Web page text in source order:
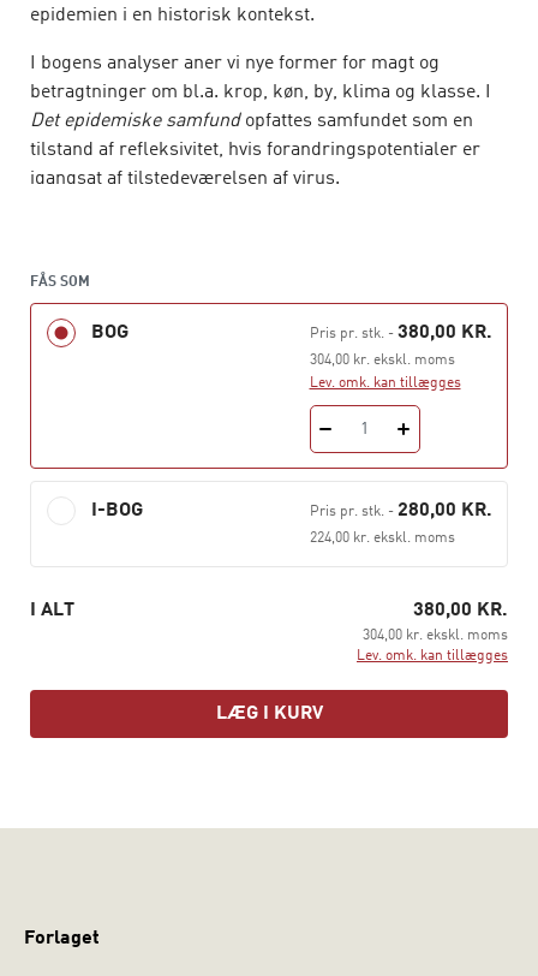
epidemien i en historisk kontekst.
I bogens analyser aner vi nye former for magt og
betragtninger om bl.a. krop, køn, by, klima og klasse. I
Det epidemiske samfundopfattes samfundet som en
tilstand af refleksivitet, hvis forandringspotentialer er
igangsat af tilstedeværelsen af virus.
Bogen er redigeret af Ole B. Jensen, professor på
Institut for Arkitektur og Medieteknologi, Aalborg
Universitet, og Nikolaj Schultz, ph.d.-stipendiat i
sociologi på Københavns Universitet. Begge kendte for
deres engagement i at åbne nye mulige tankerum.
FÅS SOM
BOG Pris pr. stk.- 380,00 KR.
304,00 kr. ekskl. moms
Lev. omk. kan tillægges
1
I-BOG Pris pr. stk.- 280,00 KR.
224,00 kr. ekskl. moms
I ALT 380,00 KR.
304,00 kr. ekskl. moms
Lev. omk. kan tillægges
LÆG I KURV
Forlaget